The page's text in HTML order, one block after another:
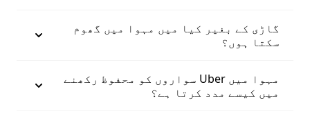
گاڑی کے بغیر کیا میں مہوا میں گھوم
سکتا ہوں؟
مہوا میں Uber سواروں کو محفوظ رکھنے
میں کیسے مدد کرتا ہے؟